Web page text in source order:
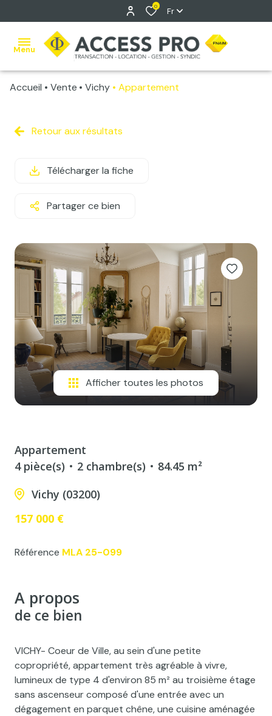
0 Fr
Menu
ventes
Vente
Vente
Pro
estimation
gestion
contact
Accueil Vente Vichy Appartement
Retour aux résultats
Télécharger la fiche
Partager ce bien
Afficher toutes les photos
Appartement
4 pièce(s)
2 chambre(s)
84.45 m²
Vichy (03200)
157 000 €
Référence MLA 25-099
A propos
de ce bien
VICHY- Coeur de Ville, au sein d'une petite
copropriété, appartement très agréable à vivre,
lumineux de type 4 d'environ 85 m² au troisième étage
sans ascenseur composé d'une entrée avec un
dégagement en parquet chêne, une cuisine aménagée